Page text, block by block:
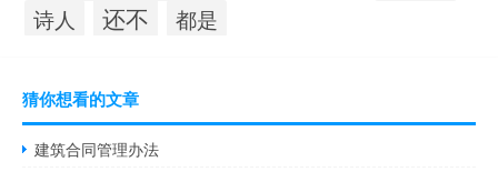
诗人 还不 都是
猜你想看的文章
建筑合同管理办法